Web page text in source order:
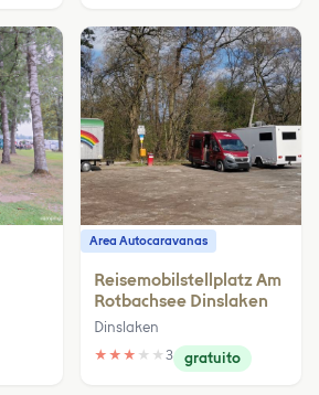
Area Autocaravanas
Reisemobilstellplatz Am
Rotbachsee Dinslaken
Dinslaken
★ ★ ★ ★ ★ 3 gratuito